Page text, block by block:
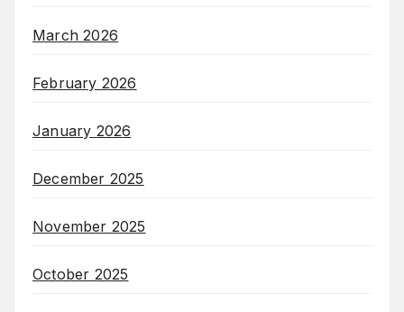
March 2026
February 2026
January 2026
December 2025
November 2025
October 2025